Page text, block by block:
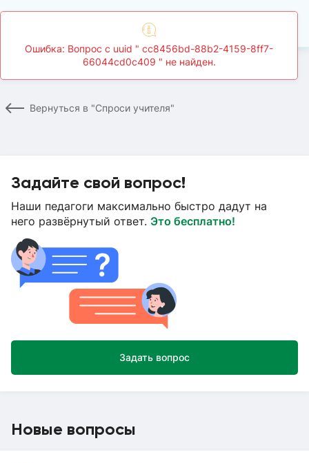
Спроси учителя Страница вопроса
Вернуться в "Спроси учителя"
Задайте свой вопрос!
Наши педагоги максимально быстро дадут на
него развёрнутый ответ. Это бесплатно!
Задать вопрос
Новые вопросы